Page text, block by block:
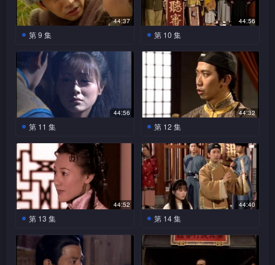
地，威胁杰作帮凶，杰为保家
人性命，唯有冤枉九，但内心
却痛苦非常。
承，整个人变得飘飘然。杰续
在公堂上提出有力证据支持
九，三面色顿时变成死灰。两
日后，三突变得十分神勇，竟
连殊炮发地反击杰之证供。杰
知事有蹊跷，跟踪三时发现他
与一老人会面，杰明查暗访
下，发现此人便是铁头将军，
遂在公堂说出一切真相。当杰
欲道出真相时，铁出现公堂之
上，恭大喜。
一家前往香港。良母眼见亲儿
死得不明不白，恳求杰替她取
回公道。铁在公堂义正严词地
指出良性命乃他所救，取回他
的性命并无不妥，此道理众人
亦感认同，但杰总觉有不妥善
之处。一番思量后，杰找到当
年亦曾救铁一命之老翁，要铁
同样赔回性命给他，铁给气得
面色阵红阵白。铁知命不久
矣，情绪变得非常暴躁。时一
臂之力。
44:37
第 9 集
为由，使铁脱离险境。杰见铁
与一回族女子玛状甚亲热，即
时明白他所做的一切，但离去
时却被捕兽器所伤昏倒地上。
玛路过，把昏迷的杰救醒，杰
终可及时赶到公堂。杰把铁为
女色作逃兵事件说出，恭证实
后，要铁自行了断。三向铁献
计，铁为保性命，竟割下玛人
头，并声称与玛一起，只为消
除回族余孽，完成朝廷使命。
铁的无耻行为令众人感到激动
气忿，却又无可奈何。
44:56
第 10 集
激动气忿，却又无可奈何。珑
告知杰玛已有三月身孕，更自
缝一顶虎头帽给亲儿，惜尚未
完成。杰将帽交还铁，铁知真
相后如堕冰窖，变得半疯癫起
来，后经不起良心责备，到公
堂自行了断。
杰得恭帮助重返广州，第
一单官司已省靓招牌。恭与杰
一家往拜见高僧尘，双方见面
时，杰父亲延早已在场，原来
尘与延本是老朋友。期间翠唱
歌令祖入睡，尘听歌声后神情
有异，邀翠进房倾谈。突然，
纸窗上溅满血迹，只见尘满身
鲜血躺于床上，翠则手持利刀
44:56
第 11 集
望，倾谈间翠被四鬼上身，分
别是贵、狗、姑及陆，四人均
声称尘乃他们所杀，杰却吓得
魂不附体。翠上公堂之日，杰
本欲叫四鬼出来对质，岂料众
鬼并未出现，翠更被官用上严
刑拷问，痛至晕倒。杰虽怕
鬼，仍然前往找贵了解案情。
贵凄厉地道出尘为贪图其宝
石，将他置于死地，令他死不
44:32
第 12 集
体，始知贵所言非虚。公堂
上，三鬼陆续出现，首先是
陆，他说尘为贪图善款，诬告
他偷窃，使他含冤跳崖。另外
一鬼乃节妇姑，尘垂涎姑美
色，把她奸污，令她羞愤上吊
而死。最后一鬼乃小鬼狗，只
因他发现尘嫖妓以及食狗肉，
尘为免声誉受损，把他置于井
底活活饿死。真相似乎大白，
44:52
第 13 集
信尘会作此恶行。珑怕翠再被
鬼上身，把祖带返身边，此举
44:40
第 14 集
终透露自己是红，更自认尘乃
她所杀，惜延已被龙捆绑；同